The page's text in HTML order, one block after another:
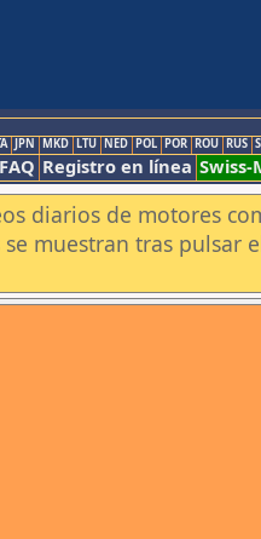
JPN MKD LTU NED POL POR ROU RUS
FAQ Registro en línea
diarios de motores
muestran tras pulsar